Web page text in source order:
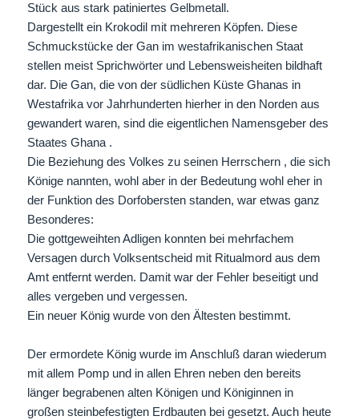
Stück aus stark patiniertes Gelbmetall.
Dargestellt ein Krokodil mit mehreren Köpfen. Diese
Schmuckstücke der Gan im westafrikanischen Staat
stellen meist Sprichwörter und Lebensweisheiten bildhaft
dar. Die Gan, die von der südlichen Küste Ghanas in
Westafrika vor Jahrhunderten hierher in den Norden aus
gewandert waren, sind die eigentlichen Namensgeber des
Staates Ghana .
Die Beziehung des Volkes zu seinen Herrschern , die sich
Könige nannten, wohl aber in der Bedeutung wohl eher in
der Funktion des Dorfobersten standen, war etwas ganz
Besonderes:
Die gottgeweihten Adligen konnten bei mehrfachem
Versagen durch Volksentscheid mit Ritualmord aus dem
Amt entfernt werden. Damit war der Fehler beseitigt und
alles vergeben und vergessen.
Ein neuer König wurde von den Ältesten bestimmt.
Der ermordete König wurde im Anschluß daran wiederum
mit allem Pomp und in allen Ehren neben den bereits
länger begrabenen alten Königen und Königinnen in
großen steinbefestigten Erdbauten bei gesetzt. Auch heute